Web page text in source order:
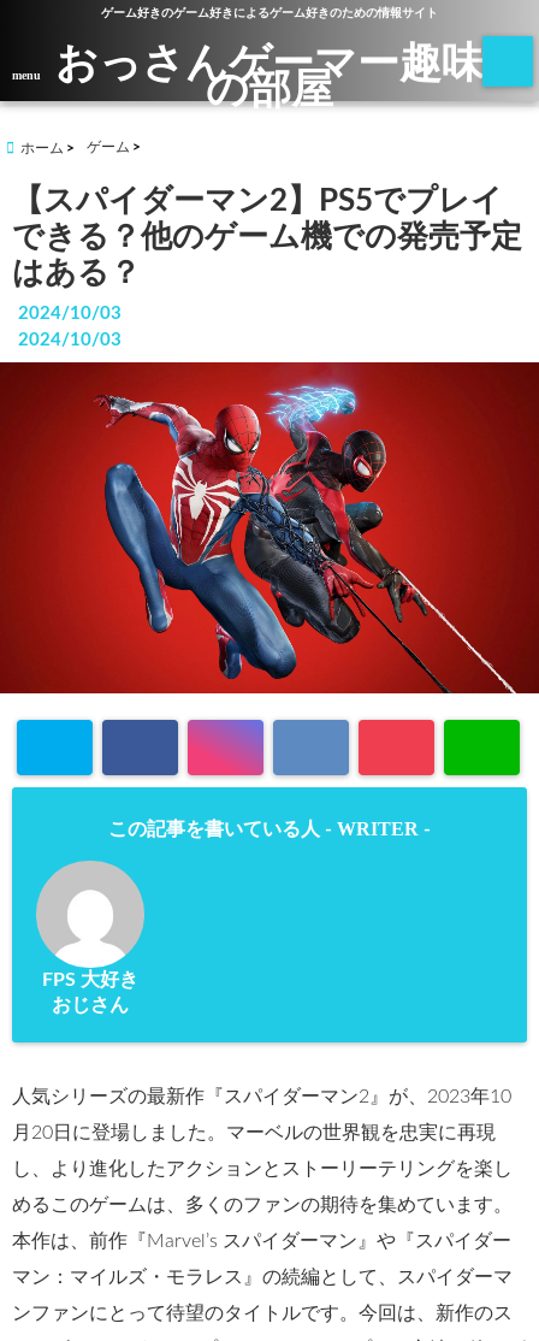
ゲーム好きのゲーム好きによるゲーム好きのための情報サイト
menu おっさんゲーマー趣味
の部屋
ホーム ゲーム
【スパイダーマン2】PS5でプレイ
できる？他のゲーム機での発売予定
はある？
2024/10/03
2024/10/03
この記事を書いている人 - WRITER -
FPS 大好き
おじさん
人気シリーズの最新作『スパイダーマン2』が、2023年10
月20日に登場しました。マーベルの世界観を忠実に再現
し、より進化したアクションとストーリーテリングを楽し
めるこのゲームは、多くのファンの期待を集めています。
本作は、前作『Marvel’s スパイダーマン』や『スパイダー
マン：マイルズ・モラレス』の続編として、スパイダーマ
ンファンにとって待望のタイトルです。今回は、新作のス